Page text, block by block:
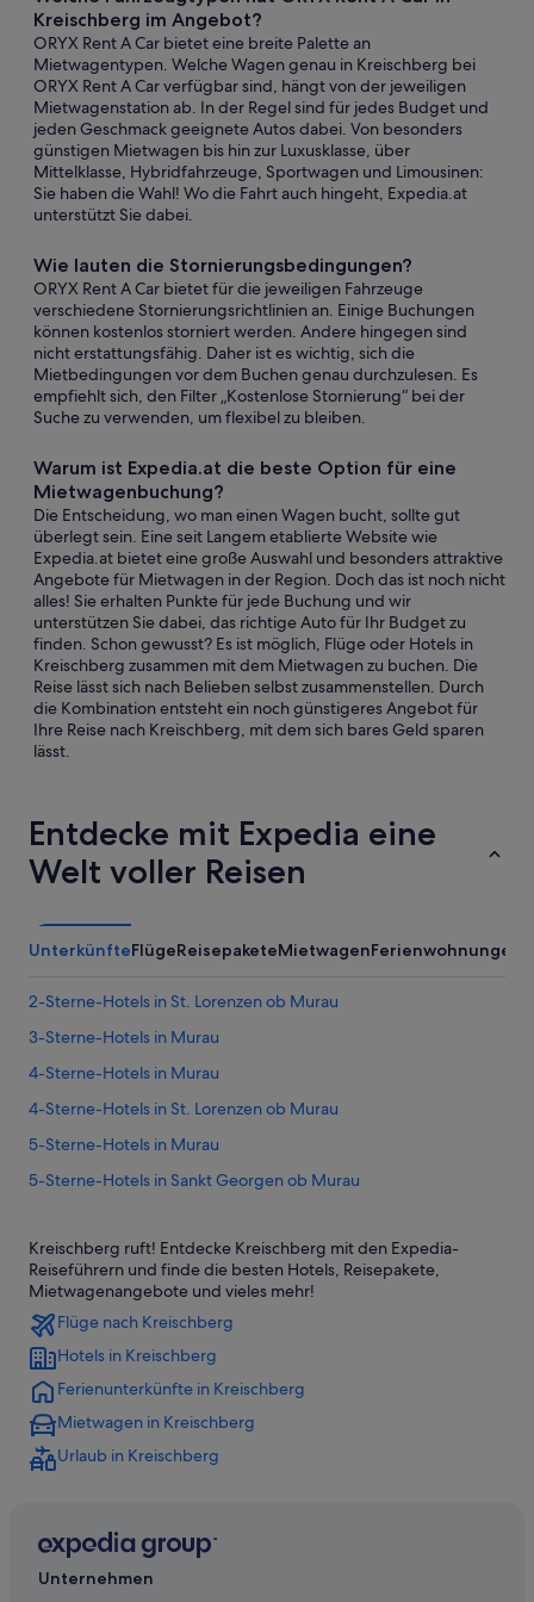
Kreischberg im Angebot?
ORYX Rent A Car bietet eine breite Palette an
Mietwagentypen. Welche Wagen genau in Kreischberg bei
ORYX Rent A Car verfügbar sind, hängt von der jeweiligen
Mietwagenstation ab. In der Regel sind für jedes Budget und
jeden Geschmack geeignete Autos dabei. Von besonders
günstigen Mietwagen bis hin zur Luxusklasse, über
Mittelklasse, Hybridfahrzeuge, Sportwagen und Limousinen:
Sie haben die Wahl! Wo die Fahrt auch hingeht, Expedia.at
unterstützt Sie dabei.
Wie lauten die Stornierungsbedingungen?
ORYX Rent A Car bietet für die jeweiligen Fahrzeuge
verschiedene Stornierungsrichtlinien an. Einige Buchungen
können kostenlos storniert werden. Andere hingegen sind
nicht erstattungsfähig. Daher ist es wichtig, sich die
Mietbedingungen vor dem Buchen genau durchzulesen. Es
empfiehlt sich, den Filter „Kostenlose Stornierung“ bei der
Suche zu verwenden, um flexibel zu bleiben.
Warum ist Expedia.at die beste Option für eine
Mietwagenbuchung?
Die Entscheidung, wo man einen Wagen bucht, sollte gut
überlegt sein. Eine seit Langem etablierte Website wie
Expedia.at bietet eine große Auswahl und besonders attraktive
Angebote für Mietwagen in der Region. Doch das ist noch nicht
alles! Sie erhalten Punkte für jede Buchung und wir
unterstützen Sie dabei, das richtige Auto für Ihr Budget zu
finden. Schon gewusst? Es ist möglich, Flüge oder Hotels in
Kreischberg zusammen mit dem Mietwagen zu buchen. Die
Reise lässt sich nach Belieben selbst zusammenstellen. Durch
die Kombination entsteht ein noch günstigeres Angebot für
Ihre Reise nach Kreischberg, mit dem sich bares Geld sparen
lässt.
Entdecke mit Expedia eine
Welt voller Reisen
UnterkünfteFlügeReisepaketeMietwagenFerienwohnungen
2-Sterne-Hotels in St. Lorenzen ob Murau
3-Sterne-Hotels in Murau
4-Sterne-Hotels in Murau
4-Sterne-Hotels in St. Lorenzen ob Murau
5-Sterne-Hotels in Murau
5-Sterne-Hotels in Sankt Georgen ob Murau
Bodendorf Hotels
Hotels nahe Brauerei-Museum
Hotels nahe Doppelsessellift Rosenkranz
Luxus in Einach
Einach Hotels
Hotels nahe KLH-Arena
Ferienwohnungen in Kreischberg
Romantik Hotel in Kreischberg
Hütten in Kreischberg
Kreischberg ruft! Entdecke Kreischberg mit den Expedia-
Reiseführern und finde die besten Hotels, Reisepakete,
Mietwagenangebote und vieles mehr!
Flüge nach Kreischberg
Hotels in Kreischberg
Ferienunterkünfte in Kreischberg
Mietwagen in Kreischberg
Urlaub in Kreischberg
Unternehmen